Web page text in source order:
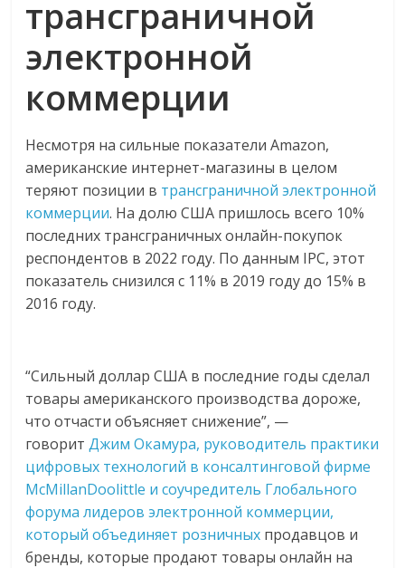
трансграничной
электронной
коммерции
Несмотря на сильные показатели Amazon,
американские интернет-магазины в целом
теряют позиции в трансграничной электронной
коммерции. На долю США пришлось всего 10%
последних трансграничных онлайн-покупок
респондентов в 2022 году. По данным IPC, этот
показатель снизился с 11% в 2019 году до 15% в
2016 году.
“Сильный доллар США в последние годы сделал
товары американского производства дороже,
что отчасти объясняет снижение”, —
говоритДжим Окамура, руководитель практики
цифровых технологий в консалтинговой фирме
McMillanDoolittle и соучредитель Глобального
форума лидеров электронной коммерции,
который объединяет розничных продавцов и
бренды, которые продают товары онлайн на